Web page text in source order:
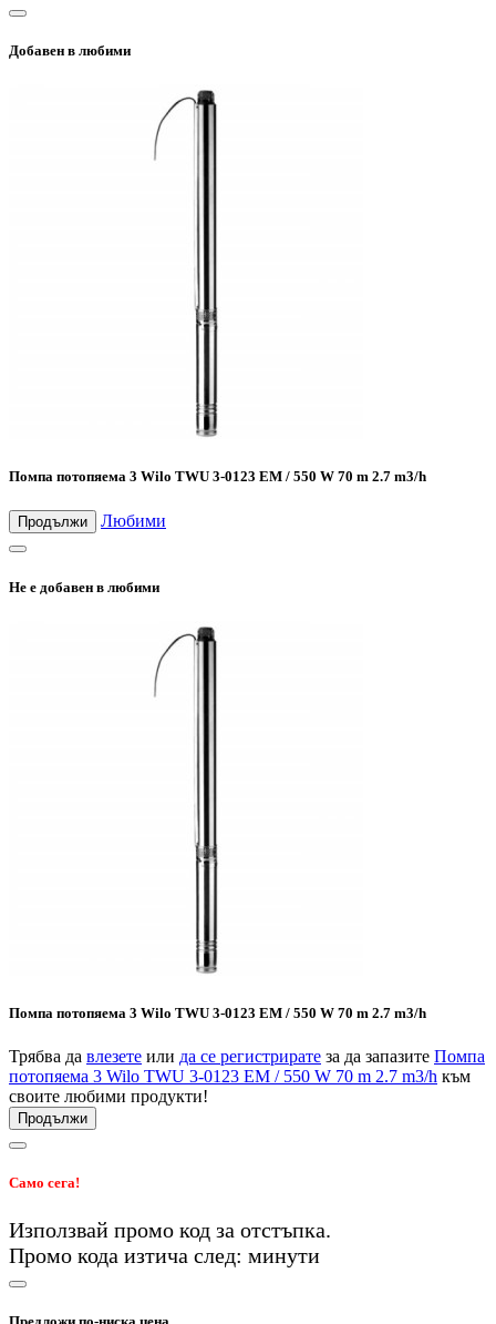
Добавен в любими
Помпа потопяема 3 Wilo TWU 3-0123 EM / 550 W 70 m 2.7 m3/h
Продължи Любими
Не е добавен в любими
Помпа потопяема 3 Wilo TWU 3-0123 EM / 550 W 70 m 2.7 m3/h
Трябва да влезете или да се регистрирате за да запазите Помпа
потопяема 3 Wilo TWU 3-0123 EM / 550 W 70 m 2.7 m3/h към
своите любими продукти!
Продължи
Само сега!
Използвай промо код за отстъпка.
Промо кода изтича след: минути